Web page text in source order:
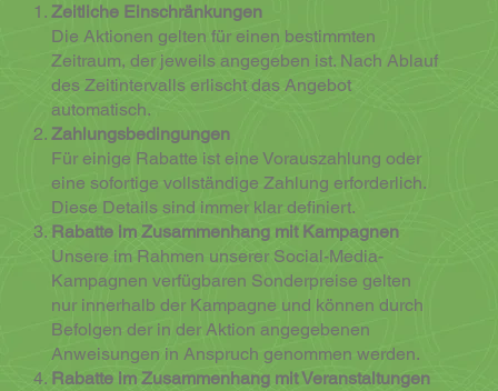
Zeitliche Einschränkungen
Die Aktionen gelten für einen bestimmten
Zeitraum, der jeweils angegeben ist. Nach Ablauf
des Zeitintervalls erlischt das Angebot
automatisch.
Zahlungsbedingungen
Für einige Rabatte ist eine Vorauszahlung oder
eine sofortige vollständige Zahlung erforderlich.
Diese Details sind immer klar definiert.
Rabatte im Zusammenhang mit Kampagnen
Unsere im Rahmen unserer Social-Media-
Kampagnen verfügbaren Sonderpreise gelten
nur innerhalb der Kampagne und können durch
Befolgen der in der Aktion angegebenen
Anweisungen in Anspruch genommen werden.
Rabatte im Zusammenhang mit Veranstaltungen